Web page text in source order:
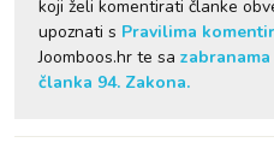
koji želi komentirati članke
upoznati s Pravilima
Joomboos.hr te sa
članka 94. Zakona.